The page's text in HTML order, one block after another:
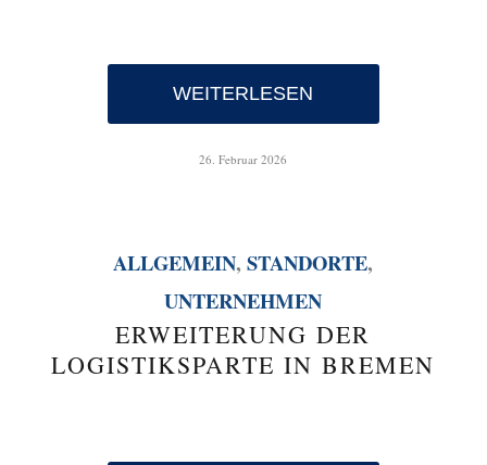
WEITERLESEN
26. Februar 2026
ALLGEMEIN,STANDORTE,
UNTERNEHMEN
ERWEITERUNG DER
LOGISTIKSPARTE IN BREMEN